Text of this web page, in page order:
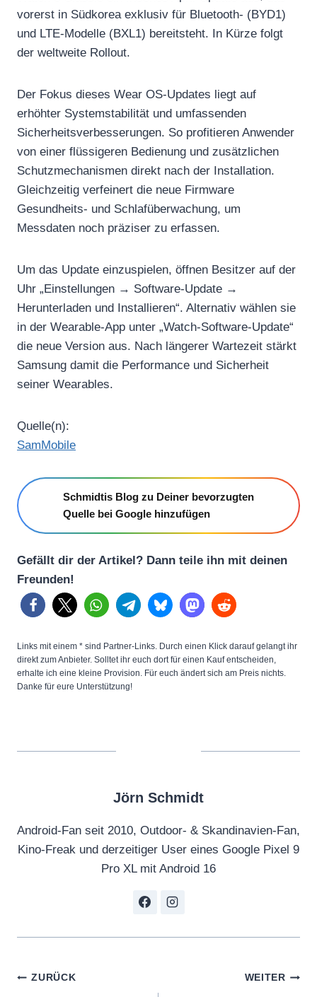
vorerst in Südkorea exklusiv für Bluetooth‑ (BYD1)
und LTE‑Modelle (BXL1) bereitsteht. In Kürze folgt
der weltweite Rollout.
Der Fokus dieses Wear OS‑Updates liegt auf
erhöhter Systemstabilität und umfassenden
Sicherheitsverbesserungen. So profitieren Anwender
von einer flüssigeren Bedienung und zusätzlichen
Schutzmechanismen direkt nach der Installation.
Gleichzeitig verfeinert die neue Firmware
Gesundheits‑ und Schlafüberwachung, um
Messdaten noch präziser zu erfassen.
Um das Update einzuspielen, öffnen Besitzer auf der
Uhr „Einstellungen → Software‑Update →
Herunterladen und Installieren“. Alternativ wählen sie
in der Wearable‑App unter „Watch‑Software‑Update“
die neue Version aus. Nach längerer Wartezeit stärkt
Samsung damit die Performance und Sicherheit
seiner Wearables.
Quelle(n):
SamMobile
Schmidtis Blog zu Deiner bevorzugten
Quelle bei Google hinzufügen
Gefällt dir der Artikel? Dann teile ihn mit deinen
Freunden!
Links mit einem * sind Partner-Links. Durch einen Klick darauf gelangt ihr
direkt zum Anbieter. Solltet ihr euch dort für einen Kauf entscheiden,
erhalte ich eine kleine Provision. Für euch ändert sich am Preis nichts.
Danke für eure Unterstützung!
Jörn Schmidt
Android-Fan seit 2010, Outdoor- & Skandinavien-Fan,
Kino-Freak und derzeitiger User eines Google Pixel 9
Pro XL mit Android 16
Beitragsnavigation
ZURÜCK WEITER